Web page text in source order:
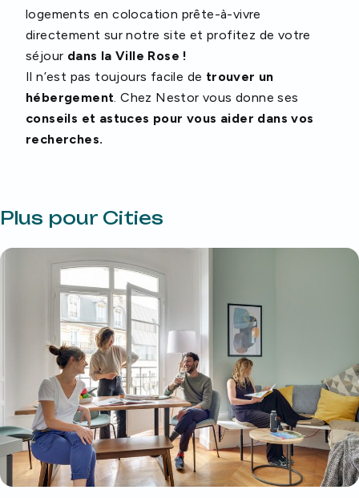
logements en colocation prête-à-vivre
directement sur notre site et profitez de votre
séjour dans la Ville Rose !
Il n’est pas toujours facile de trouver un
hébergement. Chez Nestor vous donne ses
conseils et astuces pour vous aider dans vos
recherches.
Plus pour Cities